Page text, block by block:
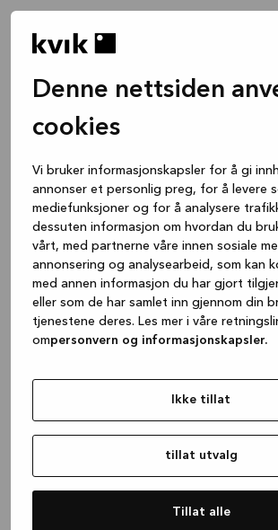
Denne nettsiden
cookies
Vi bruker informasjonskapsler for å gi
annonser et personlig preg, for å levere
mediefunksjoner og for å analysere
dessuten informasjon om hvordan du
vårt, med partnerne våre innen sosiale
annonsering og analysearbeid, som kan
med annen informasjon du har gjort
eller som de har samlet inn gjennom din
tjenestene deres. Les mer i våre
ompersonvern og informasjonskapsler.
Ikke tillat
tillat utvalg
Tillat alle
(see the browser
information).